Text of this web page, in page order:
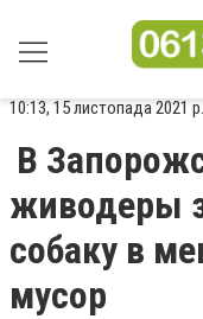
10:13, 15 листопада 2021 р.
В
живодеры
собаку в
мусор